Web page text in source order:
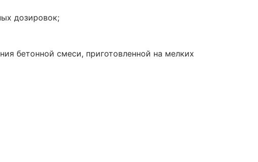
дозировок;
бетонной смеси, приготовленной на мелких